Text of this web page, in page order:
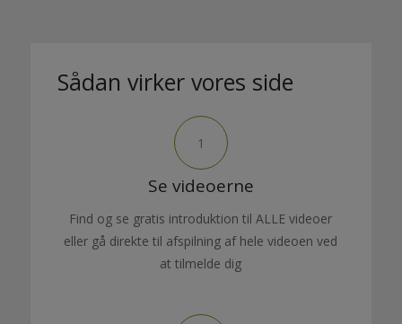
Sådan virker vores side
1
Se videoerne
Find og se gratis introduktion til ALLE videoer
eller gå direkte til afspilning af hele videoen ved
at tilmelde dig